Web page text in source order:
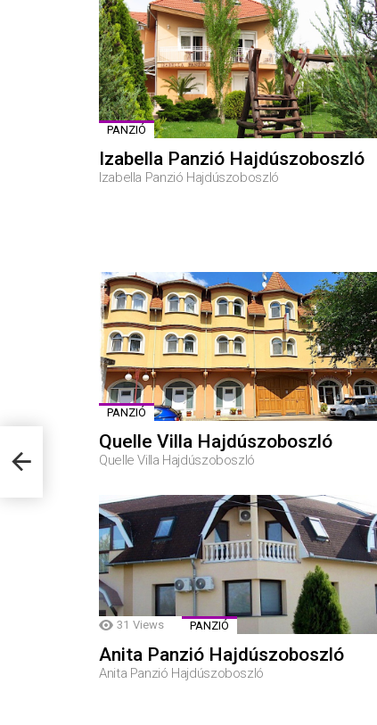
PANZIÓ
Izabella Panzió Hajdúszoboszló
Izabella Panzió Hajdúszoboszló
PANZIÓ
Quelle Villa Hajdúszoboszló
Quelle Villa Hajdúszoboszló
31 Views PANZIÓ
Anita Panzió Hajdúszoboszló
Anita Panzió Hajdúszoboszló